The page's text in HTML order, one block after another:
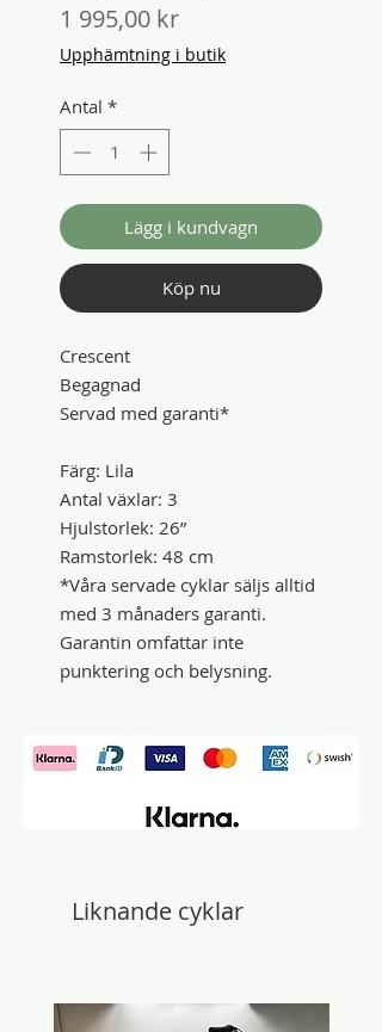
1 995,00 krPris
Upphämtning i butik
Antal *
Lägg i kundvagn
Köp nu
Crescent
Begagnad
Servad med garanti*
Färg: Lila
Antal växlar: 3
Hjulstorlek: 26”
Ramstorlek: 48 cm
*Våra servade cyklar säljs alltid
med 3 månaders garanti.
Garantin omfattar inte
punktering och belysning.
Liknande cyklar